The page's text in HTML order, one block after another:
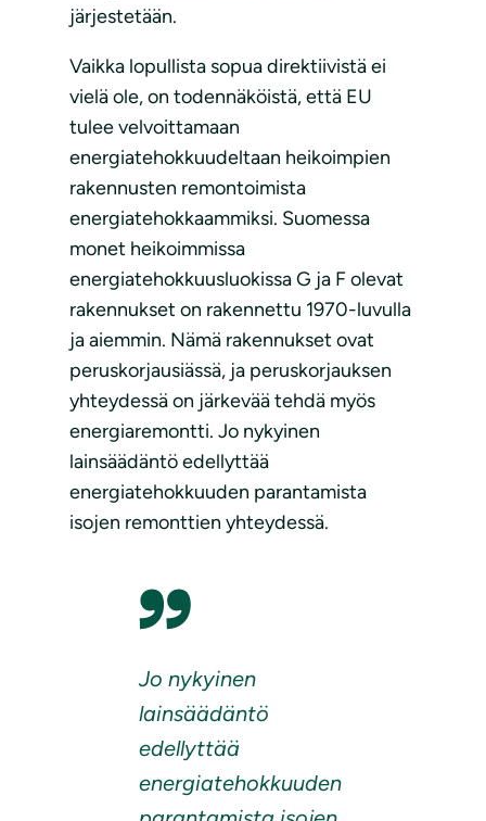
järjestetään.
Vaikka lopullista sopua direktiivistä ei
vielä ole, on todennäköistä, että EU
tulee velvoittamaan
energiatehokkuudeltaan heikoimpien
rakennusten remontoimista
energiatehokkaammiksi. Suomessa
monet heikoimmissa
energiatehokkuusluokissa G ja F olevat
rakennukset on rakennettu 1970-luvulla
ja aiemmin. Nämä rakennukset ovat
peruskorjausiässä, ja peruskorjauksen
yhteydessä on järkevää tehdä myös
energiaremontti. Jo nykyinen
lainsäädäntö edellyttää
energiatehokkuuden parantamista
isojen remonttien yhteydessä.
Jo nykyinen
lainsäädäntö
edellyttää
energiatehokkuuden